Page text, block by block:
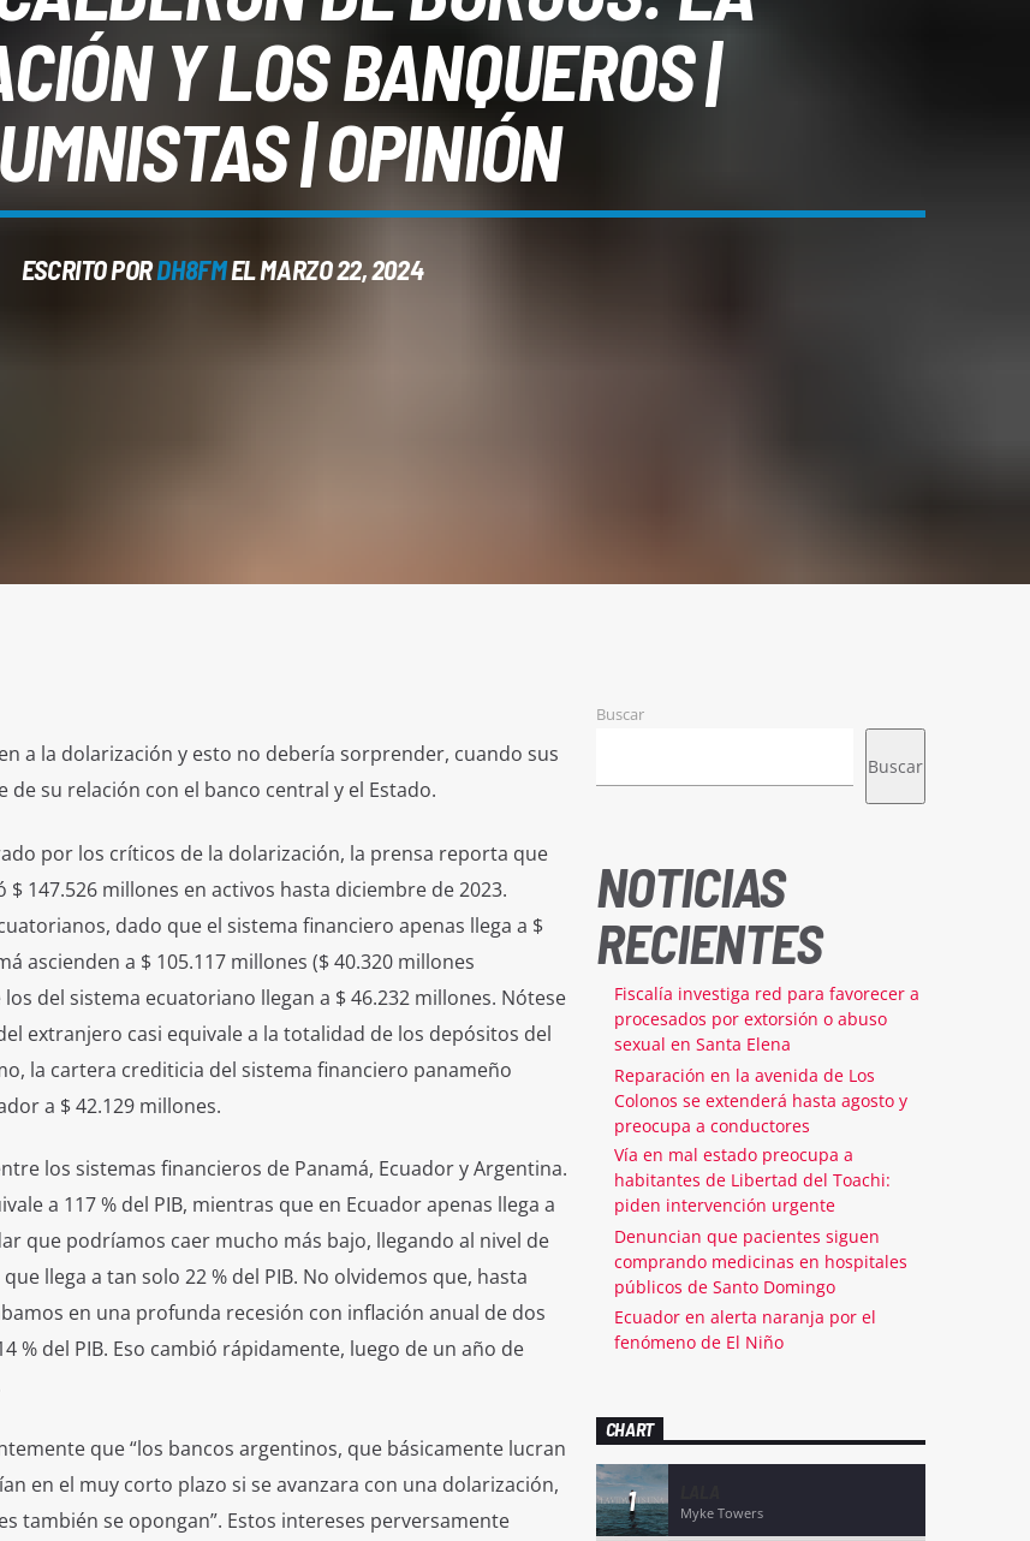
Y LOS BANQUEROS |
| OPINIÓN
ESCRITO PORDH8FMEL MARZO 22, 2024
a la dolarización y esto no debería sorprender, cuando sus
su relación con el banco central y el Estado.
por los críticos de la dolarización, la prensa reporta que
147.526 millones en activos hasta diciembre de 2023.
dado que el sistema financiero apenas llega a $
ascienden a $ 105.117 millones ($ 40.320 millones
del sistema ecuatoriano llegan a $ 46.232 millones. Nótese
extranjero casi equivale a la totalidad de los depósitos del
la cartera crediticia del sistema financiero panameño
a $ 42.129 millones.
los sistemas financieros de Panamá, Ecuador y Argentina.
a 117 % del PIB, mientras que en Ecuador apenas llega a
que podríamos caer mucho más bajo, llegando al nivel de
llega a tan solo 22 % del PIB. No olvidemos que, hasta
en una profunda recesión con inflación anual de dos
% del PIB. Eso cambió rápidamente, luego de un año de
que “los bancos argentinos, que básicamente lucran
en el muy corto plazo si se avanzara con una dolarización,
también se opongan”. Estos intereses perversamente
Buscar
Buscar
NOTICIAS
RECIENTES
Fiscalía investiga red para favorecer a
procesados por extorsión o abuso
sexual en Santa Elena
Reparación en la avenida de Los
Colonos se extenderá hasta agosto y
preocupa a conductores
Vía en mal estado preocupa a
habitantes de Libertad del Toachi:
piden intervención urgente
Denuncian que pacientes siguen
comprando medicinas en hospitales
públicos de Santo Domingo
Ecuador en alerta naranja por el
fenómeno de El Niño
CHART
1 Myke Towers